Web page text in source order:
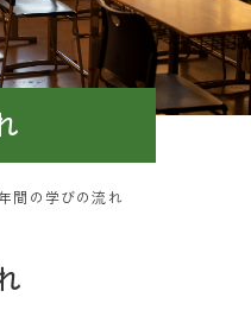
間の学びの流れ